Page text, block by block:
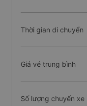
Thời gian di chuyển
Giá vé trung bình
Số lượng chuyến xe